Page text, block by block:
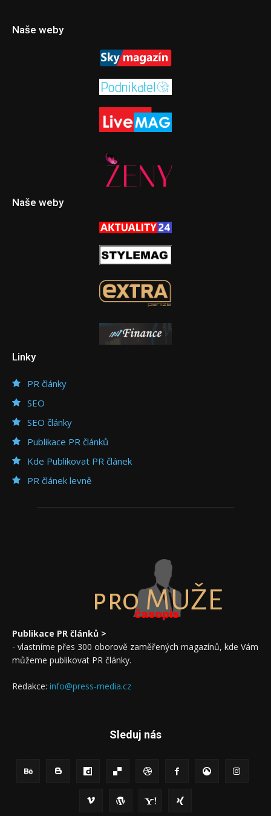
Naše weby
Naše weby
Linky
PR články
SEO
SEO články
Publikace PR článků
Kde Publikovat PR článek
PR článek levně
pro MUŽE
časopis
Publikace PR článků >
- vlastníme přes 300 oborově zaměřených magazínů, kde Vám
můžeme publikovat PR články.
Redakce: info@press-media.cz
Sleduj nás